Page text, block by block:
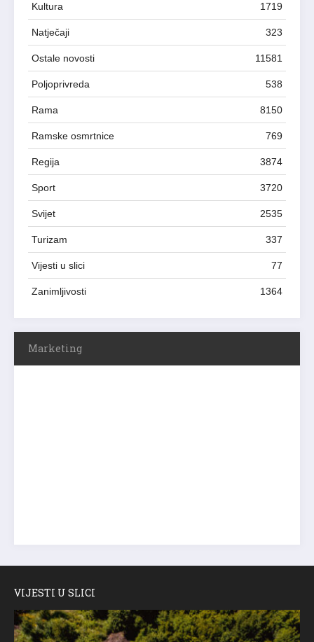
Kultura 1719
Natječaji 323
Ostale novosti 11581
Poljoprivreda 538
Rama 8150
Ramske osmrtnice 769
Regija 3874
Sport 3720
Svijet 2535
Turizam 337
Vijesti u slici 77
Zanimljivosti 1364
Marketing
VIJESTI U SLICI